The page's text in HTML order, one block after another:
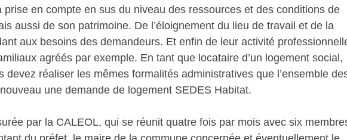
en compte en sus du niveau des ressources et des conditions de
aussi de son patrimoine. De l’éloignement du lieu de travail et de la
aux besoins des demandeurs. Et enfin de leur activité
agréés par exemple. En tant que locataire d’un logement social,
devez réaliser les mêmes formalités administratives que l’ensemble
une demande de logement SEDES Habitat.
par la CALEOL, qui se réunit quatre fois par mois avec six